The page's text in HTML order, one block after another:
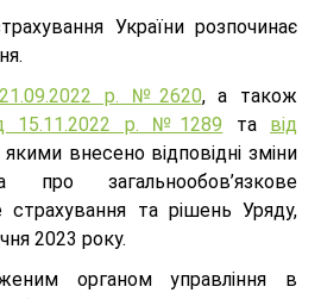
України розпочинає
р. №2620, а також
15.11.2022 р. №1289 та від
якими внесено відповідні зміни
про загальнообов’язкове
страхування та рішень Уряду,
2023 року.
органом управління в